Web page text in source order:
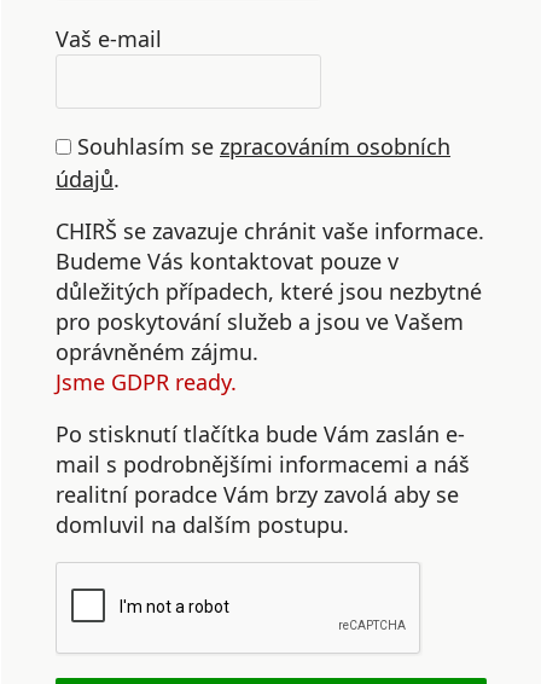
Vaš e-mail
Souhlasím se zpracováním osobních
údajů.
CHIRŠ se zavazuje chránit vaše informace.
Budeme Vás kontaktovat pouze v
důležitých případech, které jsou nezbytné
pro poskytování služeb a jsou ve Vašem
oprávněném zájmu.
Jsme GDPR ready.
Po stisknutí tlačítka bude Vám zaslán e-
mail s podrobnějšími informacemi a náš
realitní poradce Vám brzy zavolá aby se
domluvil na dalším postupu.